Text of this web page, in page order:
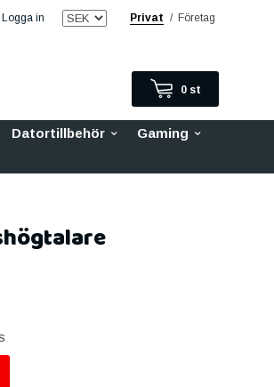
Logga in Privat / Företag
0 st
Datortillbehör
Gaming